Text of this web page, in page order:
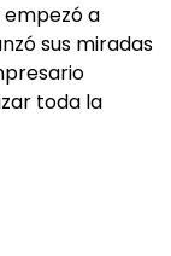
a
sus miradas
toda la